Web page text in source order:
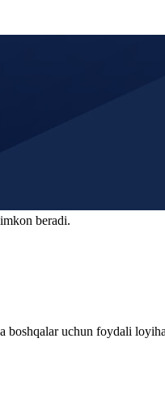
beradi.
uchun foydali